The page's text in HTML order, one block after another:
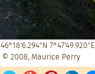
46°18'6.294"N 7°47'49.920"E
© 2008, Maurice Perry